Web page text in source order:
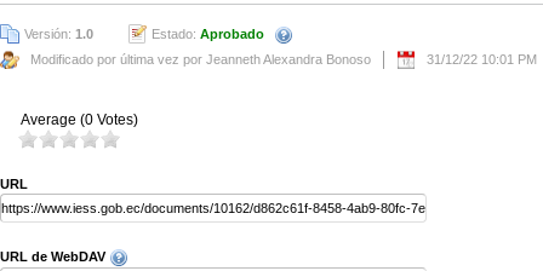
Versión: 1.0 Estado: Aprobado
Modificado por última vez por Jeanneth Alexandra Bonoso
31/12/22 10:01 PM
Average (0 Votes)
URL
URL de WebDAV